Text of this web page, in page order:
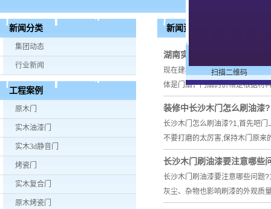
新闻分类
集团动态
行业新闻
工程案例
原木门
实木油漆门
实木3d静音门
烤瓷门
实木复合门
原木烤瓷门
新闻资讯
湖南实木门告诉你如何选购
现在建材家居市场上一般木门的
体是门扇，门扇的价格是根据材
装修中长沙木门怎么刷油漆?
长沙木门怎么刷油漆?1,首先吧
不要打磨的太厉害,保持木门原来
长沙木门​刷油漆要注意哪些
长沙木门刷油漆要注意哪些问题
灰尘、杂物也影响刷漆的外观质
扫描二维码